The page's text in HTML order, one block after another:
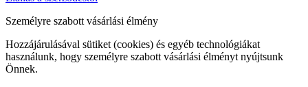
Személyre szabott vásárlási élmény
Hozzájárulásával sütiket (cookies) és egyéb technológiákat
használunk, hogy személyre szabott vásárlási élményt nyújtsunk
Önnek.